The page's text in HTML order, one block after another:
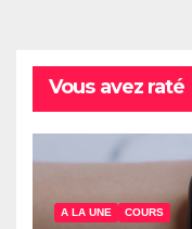
Vous avez raté
A LA UNE COURS